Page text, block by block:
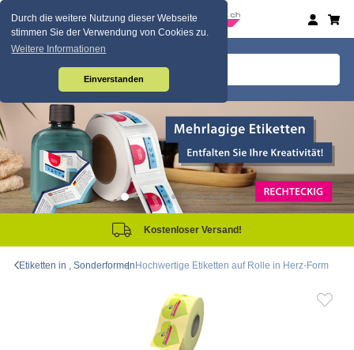
Durch die weitere Nutzung dieser Webseite
stimmen Sie der Verwendung von Cookies zu.
Weitere Informationen
Einverstanden
Etiketten in , SonderformenHochwertige Etiketten auf Rolle in Herz-Form